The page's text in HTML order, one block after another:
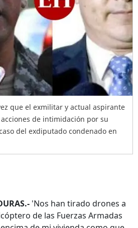
que el exmilitar y actual aspirante
de intimidación por su
del exdiputado condenado en
'Nos han tirado drones a
de las Fuerzas Armadas